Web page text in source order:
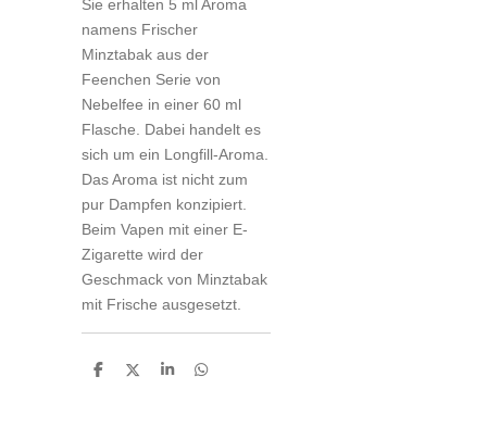
Sie erhalten 5 ml Aroma
namens Frischer
Minztabak aus der
Feenchen Serie von
Nebelfee in einer 60 ml
Flasche. Dabei handelt es
sich um ein Longfill-Aroma.
Das Aroma ist nicht zum
pur Dampfen konzipiert.
Beim Vapen mit einer E-
Zigarette wird der
Geschmack von Minztabak
mit Frische ausgesetzt.
T
T
T
T